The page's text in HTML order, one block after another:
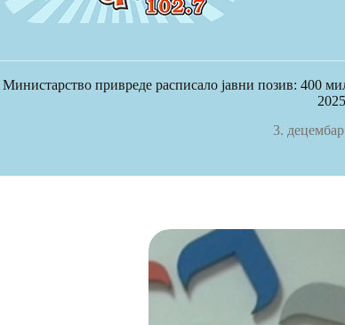
Министарство привреде расписало јавни позив: 400
3.